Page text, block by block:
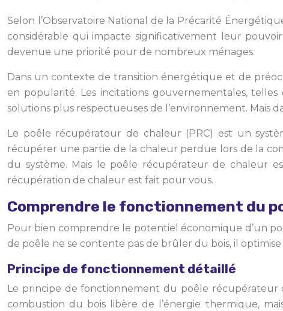
Selon l’Observatoire National de la Précarité
considérable qui impacte significativement leur
devenue une priorité pour de nombreux ménages.
Dans un contexte de transition énergétique et de
en popularité. Les incitations gouvernementales,
solutions plus respectueuses de l’environnement. Mais
Le poêle récupérateur de chaleur (PRC) est un
récupérer une partie de la chaleur perdue lors de la
du système. Mais le poêle récupérateur de chaleur
récupération de chaleur est fait pour vous.
Comprendre le fonctionnement du
Pour bien comprendre le potentiel économique d’un
de poêle ne se contente pas de brûler du bois, il
Principe de fonctionnement détaillé
Le principe de fonctionnement du poêle récupérateur
combustion du bois libère de l’énergie thermique,